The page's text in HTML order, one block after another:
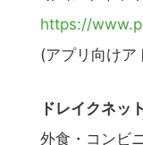
https://
(アプリ向けア
ドレイクネッ
外食・コンビ